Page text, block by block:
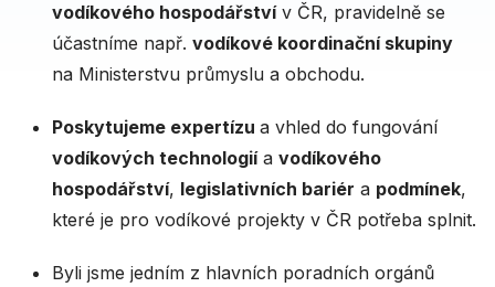
vodíkového hospodářstvív ČR, pravidelně se
účastníme např. vodíkové koordinační skupiny
na Ministerstvu průmyslu a obchodu.
Poskytujeme expertízu a vhled do fungování
vodíkových technologiía vodíkového
hospodářství, legislativních bariér a podmínek,
které je pro vodíkové projekty v ČR potřeba splnit.
Byli jsme jedním z hlavních poradních orgánů